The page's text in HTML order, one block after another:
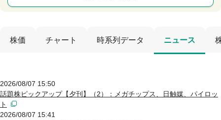
株価 チャート 時系列データ ニュース
2026/08/07 15:50
話題株ピックアップ【夕刊】（2）：メガチップス、日触媒、パイロッ
ト
2026/08/07 15:41